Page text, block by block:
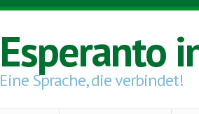
Esperanto
Eine Sprache, die verbindet!